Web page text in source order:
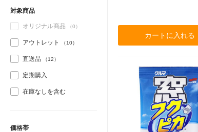
対象商品
オリジナル商品 （0）
アウトレット （10）
直送品 （12）
定期購入
在庫なしを含む
価格帯
カートに入れる